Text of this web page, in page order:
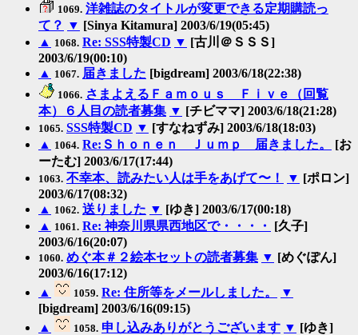
1069. 洋雑誌のタイトルが変更できる定期購読っ
て？ ▼ [Sinya Kitamura] 2003/6/19(05:45)
▲ 1068. Re: SSS特製CD ▼ [古川＠ＳＳＳ]
2003/6/19(00:10)
▲ 1067. 届きました [bigdream] 2003/6/18(22:38)
1066. さまよえるＦａｍｏｕｓ Ｆｉｖｅ（回覧
本）６人目の読者募集 ▼ [チビママ] 2003/6/18(21:28)
1065. SSS特製CD ▼ [すなねずみ] 2003/6/18(18:03)
▲ 1064. Re:Ｓｈｏｎｅｎ Ｊｕｍｐ 届きました。
[お
ーたむ] 2003/6/17(17:44)
1063. 不幸本、読みたい人は手をあげて〜！ ▼ [ポロン]
2003/6/17(08:32)
▲ 1062. 送りました ▼ [ゆき] 2003/6/17(00:18)
▲ 1061. Re: 神奈川県県西地区で・・・・
[久子]
2003/6/16(20:07)
1060. めぐ本＃２絵本セットの読者募集 ▼ [めぐぽん]
2003/6/16(17:12)
▲
1059. Re: 住所等をメールしました。
▼
[bigdream] 2003/6/16(09:15)
▲
1058. 申し込みありがとうございます ▼ [ゆき]